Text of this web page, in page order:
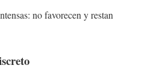
no favorecen y restan